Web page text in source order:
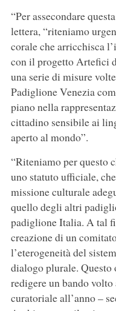
“Per assecondare
lettera, “riteniamo
corale che arricchisca
con il progetto Artefici
una serie di misure
Padiglione Venezia
piano nella
cittadino sensibile ai
aperto al mondo”.
“Riteniamo per questo
uno statuto ufficiale,
missione culturale
quello degli altri
padiglione Italia. A tal
creazione di un
l’eterogeneità del
dialogo plurale. Questo
redigere un bando
curatoriale all’anno –